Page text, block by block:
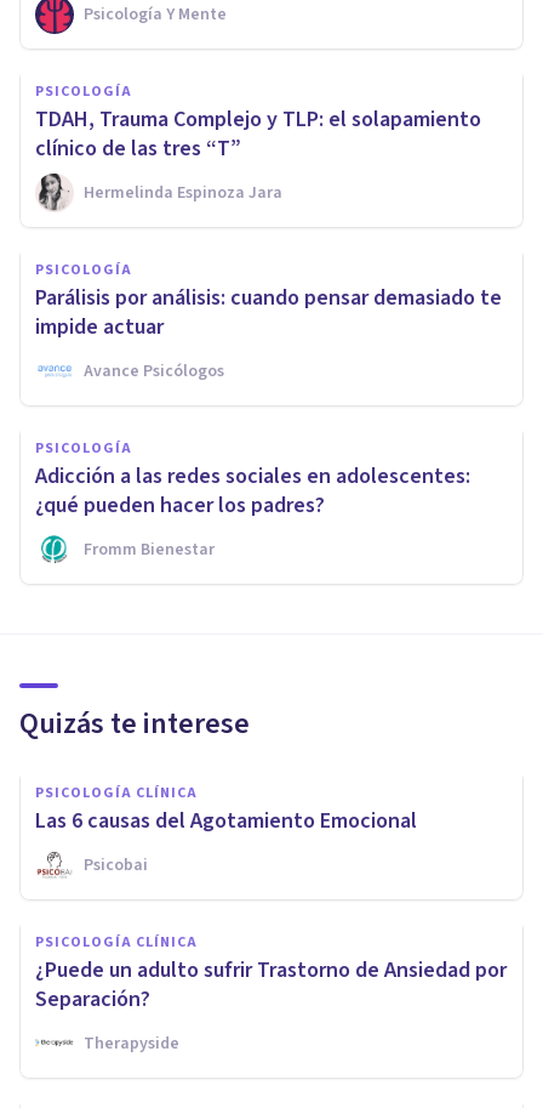
Psicología Y Mente
PSICOLOGÍA
TDAH, Trauma Complejo y TLP: el solapamiento
clínico de las tres “T”
Hermelinda Espinoza Jara
PSICOLOGÍA
Parálisis por análisis: cuando pensar demasiado te
impide actuar
Avance Psicólogos
PSICOLOGÍA
Adicción a las redes sociales en adolescentes:
¿qué pueden hacer los padres?
Fromm Bienestar
Quizás te interese
PSICOLOGÍA CLÍNICA
Las 6 causas del Agotamiento Emocional
Psicobai
PSICOLOGÍA CLÍNICA
¿Puede un adulto sufrir Trastorno de Ansiedad por
Separación?
Therapyside